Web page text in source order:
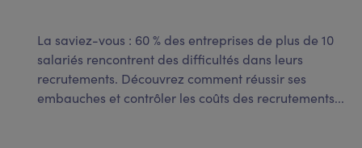
La saviez-vous : 60 % des entreprises de plus de 10
salariés rencontrent des difficultés dans leurs
recrutements. Découvrez comment réussir ses
embauches et contrôler les coûts des recrutements...